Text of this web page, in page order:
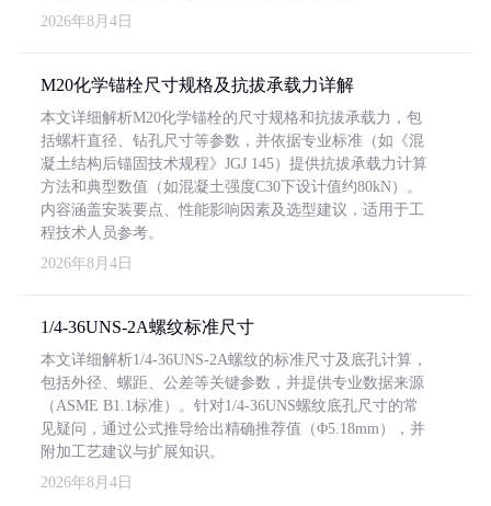
2026年8月4日
M20化学锚栓尺寸规格及抗拔承载力详解
本文详细解析M20化学锚栓的尺寸规格和抗拔承载力，包
括螺杆直径、钻孔尺寸等参数，并依据专业标准（如《混
凝土结构后锚固技术规程》JGJ 145）提供抗拔承载力计算
方法和典型数值（如混凝土强度C30下设计值约80kN）。
内容涵盖安装要点、性能影响因素及选型建议，适用于工
程技术人员参考。
2026年8月4日
1/4-36UNS-2A螺纹标准尺寸
本文详细解析1/4-36UNS-2A螺纹的标准尺寸及底孔计算，
包括外径、螺距、公差等关键参数，并提供专业数据来源
（ASME B1.1标准）。针对1/4-36UNS螺纹底孔尺寸的常
见疑问，通过公式推导给出精确推荐值（Φ5.18mm），并
附加工艺建议与扩展知识。
2026年8月4日